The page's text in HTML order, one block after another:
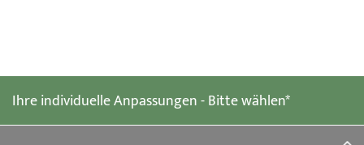
Ihre individuelle Anpassungen - Bitte wählen*
Bildgalerie